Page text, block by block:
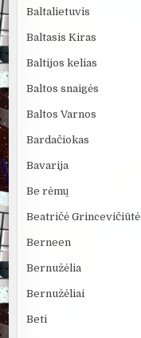
Baltalietuvis
Baltasis Kiras
Baltijos kelias
Baltos snaigės
Baltos Varnos
Bardačiokas
Bavarija
Be rėmų
Beatričė Grincevičiūtė
Berneen
Bernužėlia
Bernužėliai
Beti